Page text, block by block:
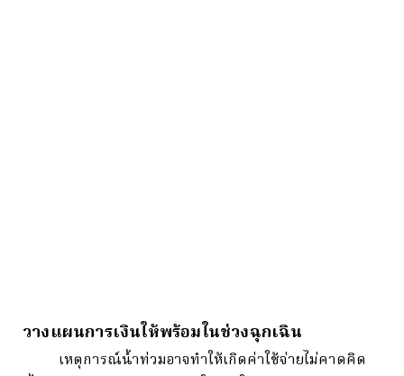
วางแผนการเงินให้พร้อมในช่วงฉุกเฉิน
เหตุการณ์น้ำท่วมอาจทำให้เกิดค่าใช้จ่ายไม่คาดคิด